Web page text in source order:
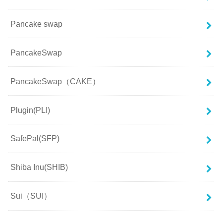
Pancake swap
PancakeSwap
PancakeSwap（CAKE）
Plugin(PLI)
SafePal(SFP)
Shiba Inu(SHIB)
Sui（SUI）